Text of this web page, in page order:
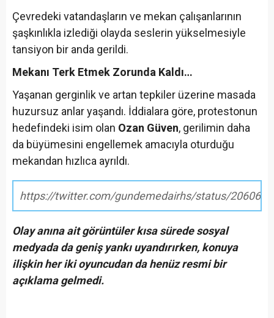
Çevredeki vatandaşların ve mekan çalışanlarının
şaşkınlıkla izlediği olayda seslerin yükselmesiyle
tansiyon bir anda gerildi.
Mekanı Terk Etmek Zorunda Kaldı…
Yaşanan gerginlik ve artan tepkiler üzerine masada
huzursuz anlar yaşandı. İddialara göre, protestonun
hedefindeki isim olan Ozan Güven, gerilimin daha
da büyümesini engellemek amacıyla oturduğu
mekandan hızlıca ayrıldı.
https://twitter.com/gundemedairhs/status/
Olay anına ait görüntüler kısa sürede sosyal
medyada da geniş yankı uyandırırken, konuya
ilişkin her iki oyuncudan da henüz resmi bir
açıklama gelmedi.